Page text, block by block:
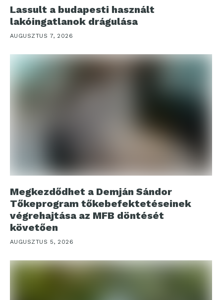
Lassult a budapesti használt
lakóingatlanok drágulása
AUGUSZTUS 7, 2026
Megkezdődhet a Demján Sándor
Tőkeprogram tőkebefektetéseinek
végrehajtása az MFB döntését
követően
AUGUSZTUS 5, 2026